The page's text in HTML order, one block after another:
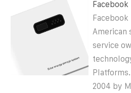
Facebook
Facebook
American
service
2004 by